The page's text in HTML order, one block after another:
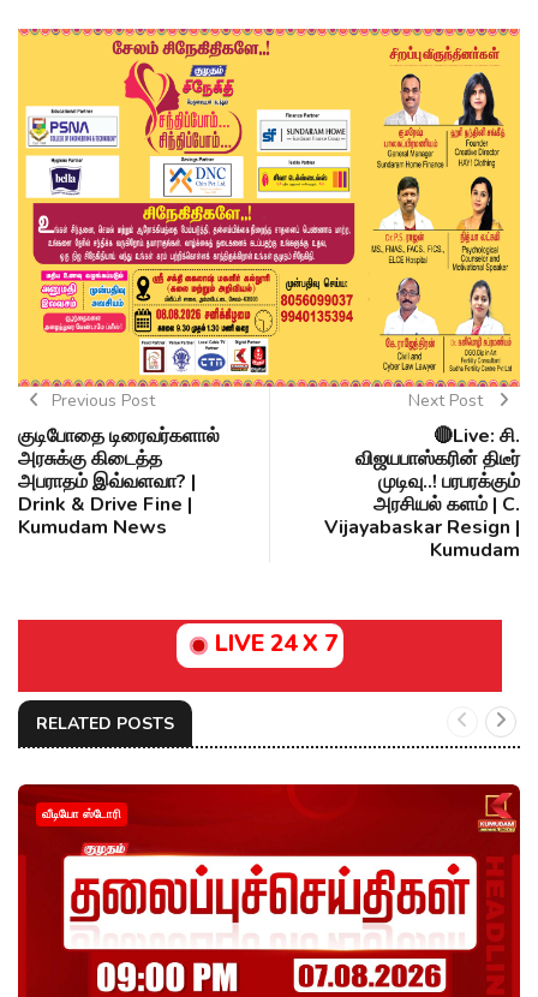
Previous Post
குடிபோதை டிரைவர்களால்
அரசுக்கு கிடைத்த
அபராதம் இவ்வளவா? |
Drink & Drive Fine |
Kumudam News
Next Post
🔴Live: சி.
விஜயபாஸ்கரின் திடீர்
முடிவு..! பரபரக்கும்
அரசியல் களம் | C.
Vijayabaskar Resign |
Kumudam
LIVE 24 X 7
RELATED POSTS
வீடியோ ஸ்டோரி